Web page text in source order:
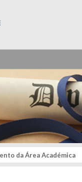
da Área Académica